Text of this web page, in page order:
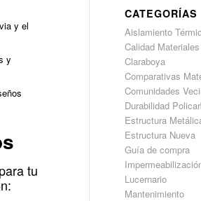
y el
y
tu
CATEGORÍAS
Aislamiento
Calidad Materiales
Claraboya
Comparativas
Comunidades
Durabilidad
Estructura
Estructura Nueva
Guía de compra
Lucernario
Mantenimiento